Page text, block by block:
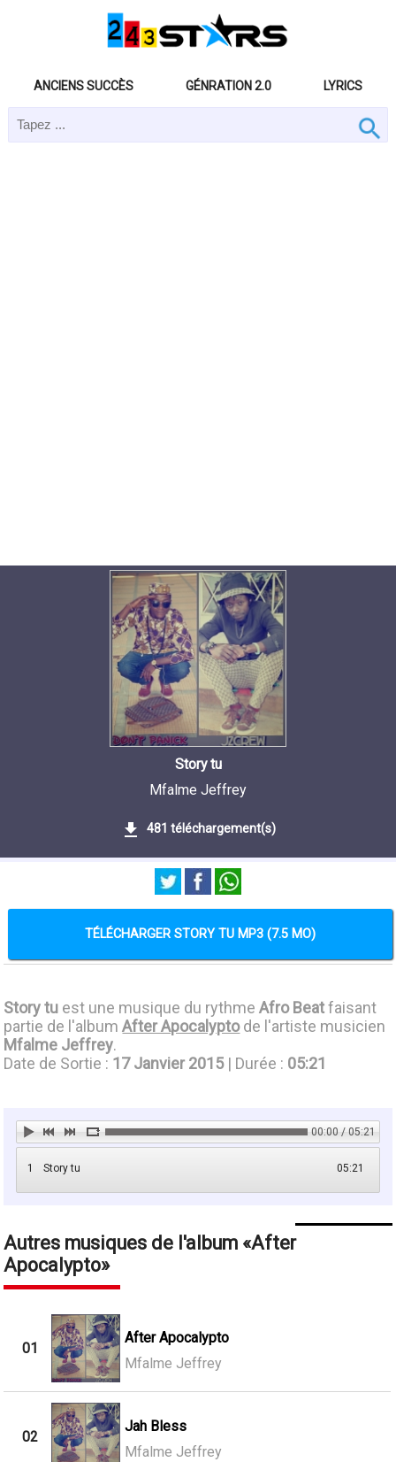
ANCIENS SUCCÈS GÉNRATION 2.0 LYRICS
Story tu
Mfalme Jeffrey
481 téléchargement(s)
TÉLÉCHARGER STORY TU MP3 (7.5 MO)
Story tu est une musique du rythmeAfro Beatfaisant
partie de l'albumAfter Apocalyptode l'artiste musicien
Mfalme Jeffrey.
Date de Sortie : 17 Janvier 2015| Durée : 05:21
00:00 / 05:21
1 05:21
Story tu
Autres musiques de l'album
After
Apocalypto
01
After Apocalypto
Mfalme Jeffrey
02
Jah Bless
Mfalme Jeffrey